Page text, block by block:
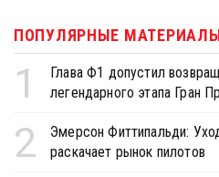
ПОПУЛЯРНЫЕ
1
Глава Ф1 допустил
легендарного этапа Гран
2
Эмерсон Фиттипальди:
раскачает рынок пилотов